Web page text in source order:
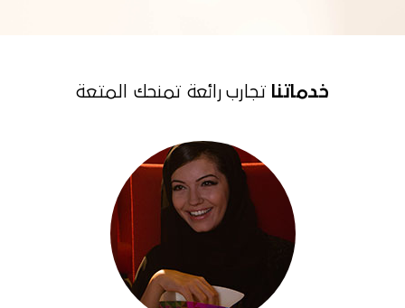
خدماتنا تجارب رائعة تمنحك المتعة